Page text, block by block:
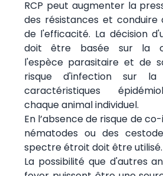
RCP peut augmenter la
des résistances et conduire
de l'efficacité. La décision
doit être basée sur la
l'espèce parasitaire et de
risque d'infection sur
caractéristiques
chaque animal individuel.
En l’absence de risque de
nématodes ou des
spectre étroit doit être utilisé.
La possibilité que d'autres